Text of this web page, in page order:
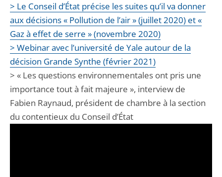
> Le Conseil d’État précise les suites qu’il va donner
aux décisions « Pollution de l’air » (juillet 2020) et «
Gaz à effet de serre » (novembre 2020)
> Webinar avec l’université de Yale autour de la
décision Grande Synthe (février 2021)
> « Les questions environnementales ont pris une
importance tout à fait majeure », interview de
Fabien Raynaud, président de chambre à la section
du contentieux du Conseil d’État